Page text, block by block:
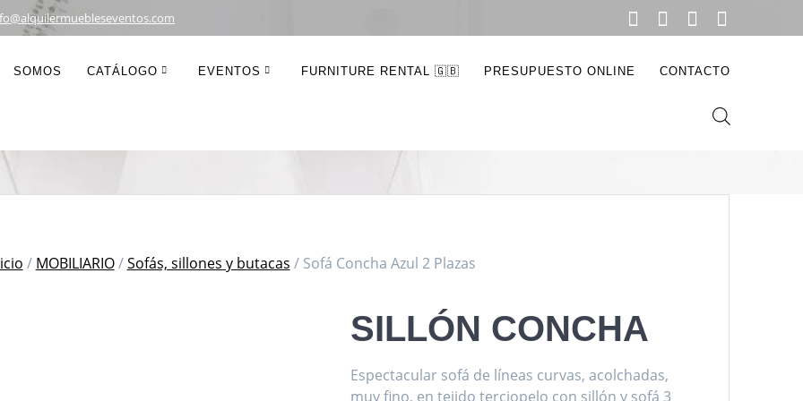
SOMOS CATÁLOGO EVENTOS FURNITURE RENTAL 🇬🇧 PRESUPUESTO ONLINE CONTACTO
Azul 2 Plazas
/ MOBILIARIO/Sofás, sillones y butacas / Sofá Concha Azul 2 Plazas
SILLÓN CONCHA
Espectacular sofá de líneas curvas, acolchadas,
muy fino, en tejido terciopelo con sillón y sofá 3